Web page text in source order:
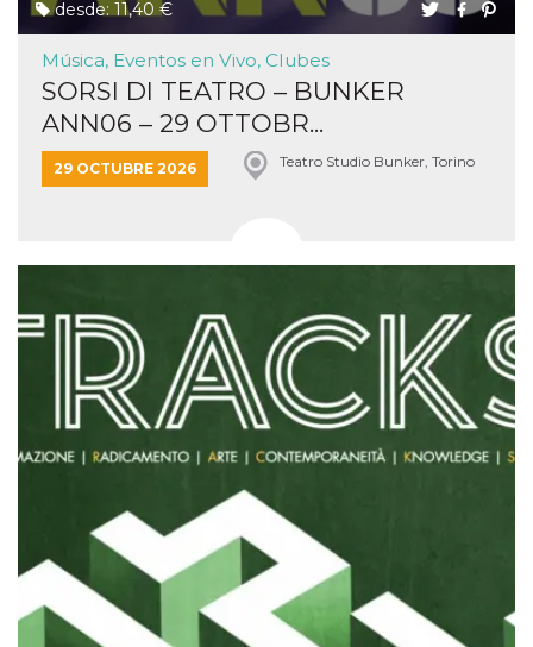
desde: 11,40 €
Música, Eventos en Vivo, Clubes
SORSI DI TEATRO – BUNKER
ANN06 – 29 OTTOBR...
29 OCTUBRE 2026 Teatro Studio Bunker, Torino